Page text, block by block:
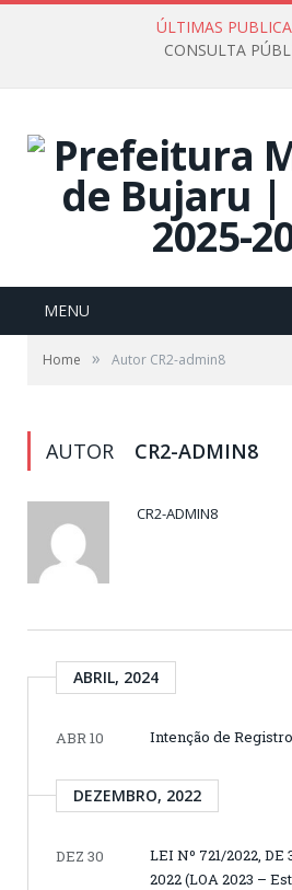
ÚLTIMAS
CONSULTA
MENU
Home » Autor CR2-admin8
AUTOR CR2-ADMIN8
CR2-ADMIN8
ABRIL, 2024
ABR 10 Intenção de
DEZEMBRO, 2022
DEZ 30
LEI Nº 721/2022, DE
2022 (LOA 2023 –